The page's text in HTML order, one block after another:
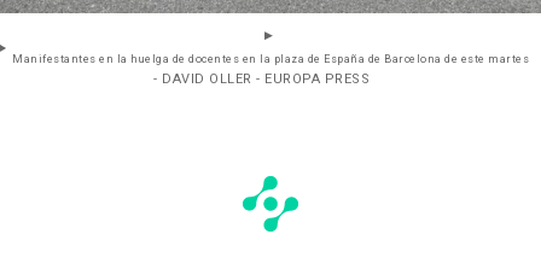
Manifestantes en la huelga de docentes en la plaza de España de Barcelona de este martes
- DAVID OLLER - EUROPA PRESS